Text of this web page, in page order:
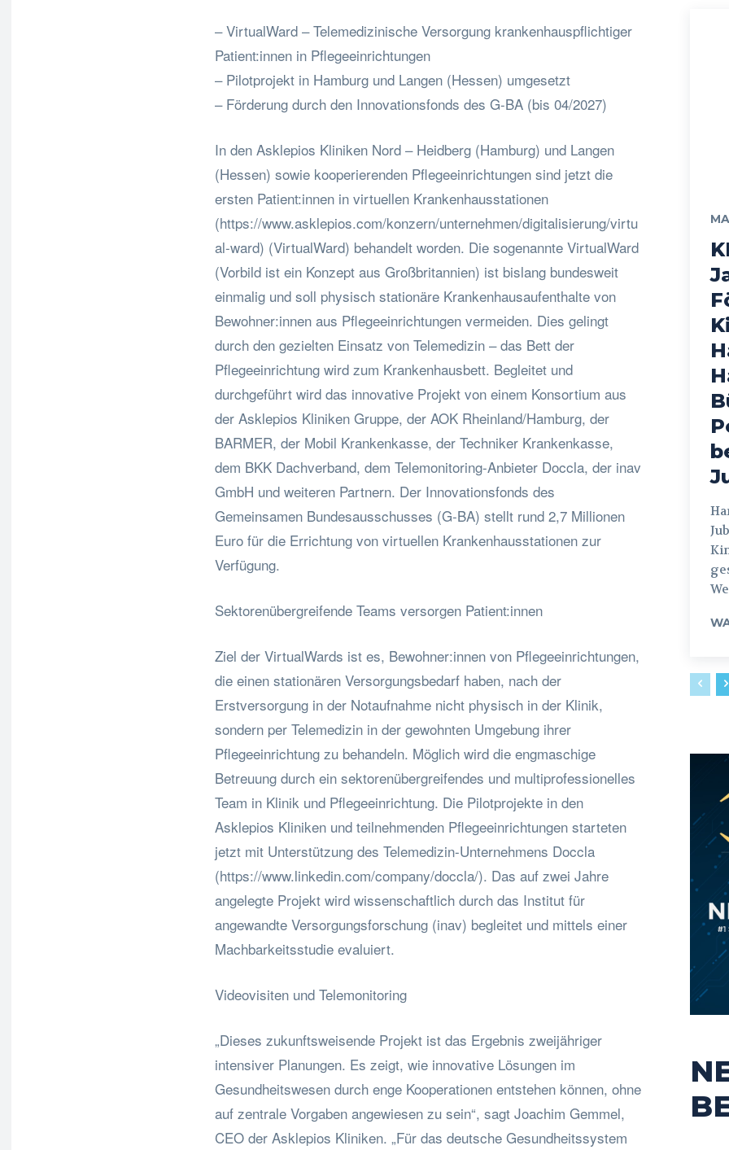
– VirtualWard – Telemedizinische Versorgung krankenhauspflichtiger
Patient:innen in Pflegeeinrichtungen
– Pilotprojekt in Hamburg und Langen (Hessen) umgesetzt
– Förderung durch den Innovationsfonds des G-BA (bis 04/2027)
In den Asklepios Kliniken Nord – Heidberg (Hamburg) und Langen
(Hessen) sowie kooperierenden Pflegeeinrichtungen sind jetzt die
ersten Patient:innen in virtuellen Krankenhausstationen
(https://www.asklepios.com/konzern/unternehmen/digitalisierung/virtu
al-ward) (VirtualWard) behandelt worden. Die sogenannte VirtualWard
(Vorbild ist ein Konzept aus Großbritannien) ist bislang bundesweit
einmalig und soll physisch stationäre Krankenhausaufenthalte von
Bewohner:innen aus Pflegeeinrichtungen vermeiden. Dies gelingt
durch den gezielten Einsatz von Telemedizin – das Bett der
Pflegeeinrichtung wird zum Krankenhausbett. Begleitet und
durchgeführt wird das innovative Projekt von einem Konsortium aus
der Asklepios Kliniken Gruppe, der AOK Rheinland/Hamburg, der
BARMER, der Mobil Krankenkasse, der Techniker Krankenkasse,
dem BKK Dachverband, dem Telemonitoring-Anbieter Doccla, der inav
GmbH und weiteren Partnern. Der Innovationsfonds des
Gemeinsamen Bundesausschusses (G-BA) stellt rund 2,7 Millionen
Euro für die Errichtung von virtuellen Krankenhausstationen zur
Verfügung.
Sektorenübergreifende Teams versorgen Patient:innen
Ziel der VirtualWards ist es, Bewohner:innen von Pflegeeinrichtungen,
die einen stationären Versorgungsbedarf haben, nach der
Erstversorgung in der Notaufnahme nicht physisch in der Klinik,
sondern per Telemedizin in der gewohnten Umgebung ihrer
Pflegeeinrichtung zu behandeln. Möglich wird die engmaschige
Betreuung durch ein sektorenübergreifendes und multiprofessionelles
Team in Klinik und Pflegeeinrichtung. Die Pilotprojekte in den
Asklepios Kliniken und teilnehmenden Pflegeeinrichtungen starteten
jetzt mit Unterstützung des Telemedizin-Unternehmens Doccla
(https://www.linkedin.com/company/doccla/). Das auf zwei Jahre
angelegte Projekt wird wissenschaftlich durch das Institut für
angewandte Versorgungsforschung (inav) begleitet und mittels einer
Machbarkeitsstudie evaluiert.
Videovisiten und Telemonitoring
„Dieses zukunftsweisende Projekt ist das Ergebnis zweijähriger
intensiver Planungen. Es zeigt, wie innovative Lösungen im
Gesundheitswesen durch enge Kooperationen entstehen können, ohne
auf zentrale Vorgaben angewiesen zu sein“, sagt Joachim Gemmel,
CEO der Asklepios Kliniken. „Für das deutsche Gesundheitssystem